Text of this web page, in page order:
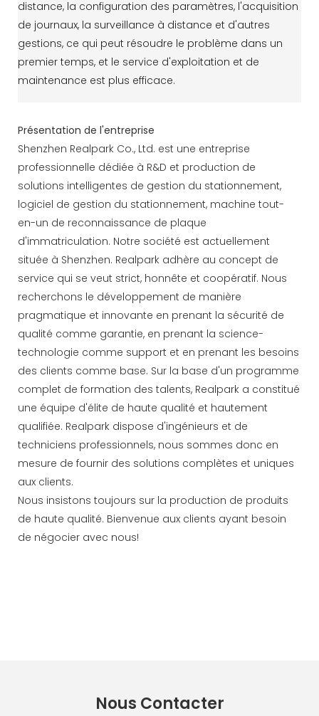
distance, la configuration des paramètres, l'acquisition
de journaux, la surveillance à distance et d'autres
gestions, ce qui peut résoudre le problème dans un
premier temps, et le service d'exploitation et de
maintenance est plus efficace.
Présentation de l'entreprise
Shenzhen Realpark Co., Ltd. est une entreprise
professionnelle dédiée à R&D et production de
solutions intelligentes de gestion du stationnement,
logiciel de gestion du stationnement, machine tout-
en-un de reconnaissance de plaque
d'immatriculation. Notre société est actuellement
située à Shenzhen. Realpark adhère au concept de
service qui se veut strict, honnête et coopératif. Nous
recherchons le développement de manière
pragmatique et innovante en prenant la sécurité de
qualité comme garantie, en prenant la science-
technologie comme support et en prenant les besoins
des clients comme base. Sur la base d'un programme
complet de formation des talents, Realpark a constitué
une équipe d'élite de haute qualité et hautement
qualifiée. Realpark dispose d'ingénieurs et de
techniciens professionnels, nous sommes donc en
mesure de fournir des solutions complètes et uniques
aux clients.
Nous insistons toujours sur la production de produits
de haute qualité. Bienvenue aux clients ayant besoin
de négocier avec nous!
Nous Contacter